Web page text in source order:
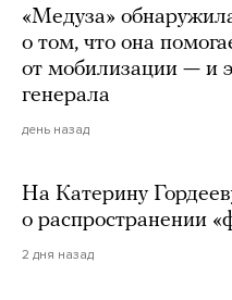
«Медуза»
о том, что она
от мобилизации — и
генерала
день назад
На Катерину
о распространении
2 дня назад